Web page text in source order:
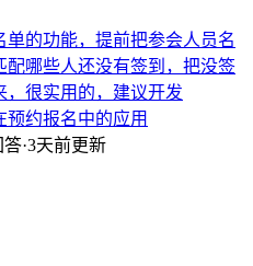
的功能，提前把参会人员名
配哪些人还没有签到，把没签
，很实用的，建议开发
预约报名中的应用
答·3天前更新